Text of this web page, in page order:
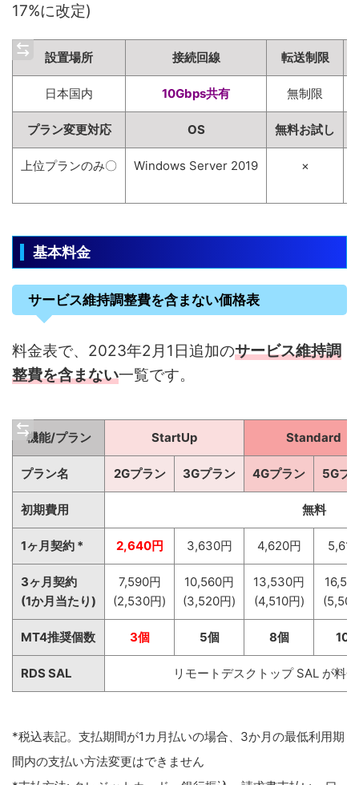
17%に改定)
設置場所 接続回線 転送制限
日本国内 10Gbps共有 無制限
プラン変更対応 OS 無料お試し
上位プランのみ〇 Windows Server 2019 ×
基本料金
サービス維持調整費を含まない価格表
料金表で、2023年2月1日追加のサービス維持調
整費を含まない一覧です。
機能/プラン StartUp Standard
プラン名 2Gプラン 3Gプラン 4Gプラン 5Gプ
初期費用 無料
1ヶ月契約 * 2,640円 3,630円 4,620円
3ヶ月契約
(1か月当たり)
7,590円
(2,530円)
10,560円
(3,520円)
13,530円
(4,510円)
MT4推奨個数 3個 5個 8個 10
RDS SAL リモートデスクトップ SAL が料
*税込表記。支払期間が1カ月払いの場合、3か月の最低利用期
間内の支払い方法変更はできません